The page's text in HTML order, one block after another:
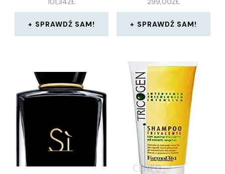
SPRAWDŹ SAM! SPRAWDŹ SAM!